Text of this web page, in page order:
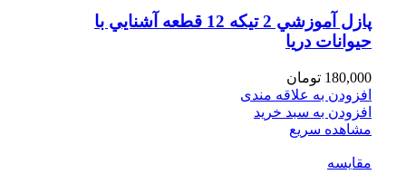
پازل آموزشي 2 تيكه 12 قطعه آشنايي با
حيوانات دريا
180,000 تومان
افزودن به علاقه مندی
افزودن به سبد خرید
مشاهده سریع
مقایسه